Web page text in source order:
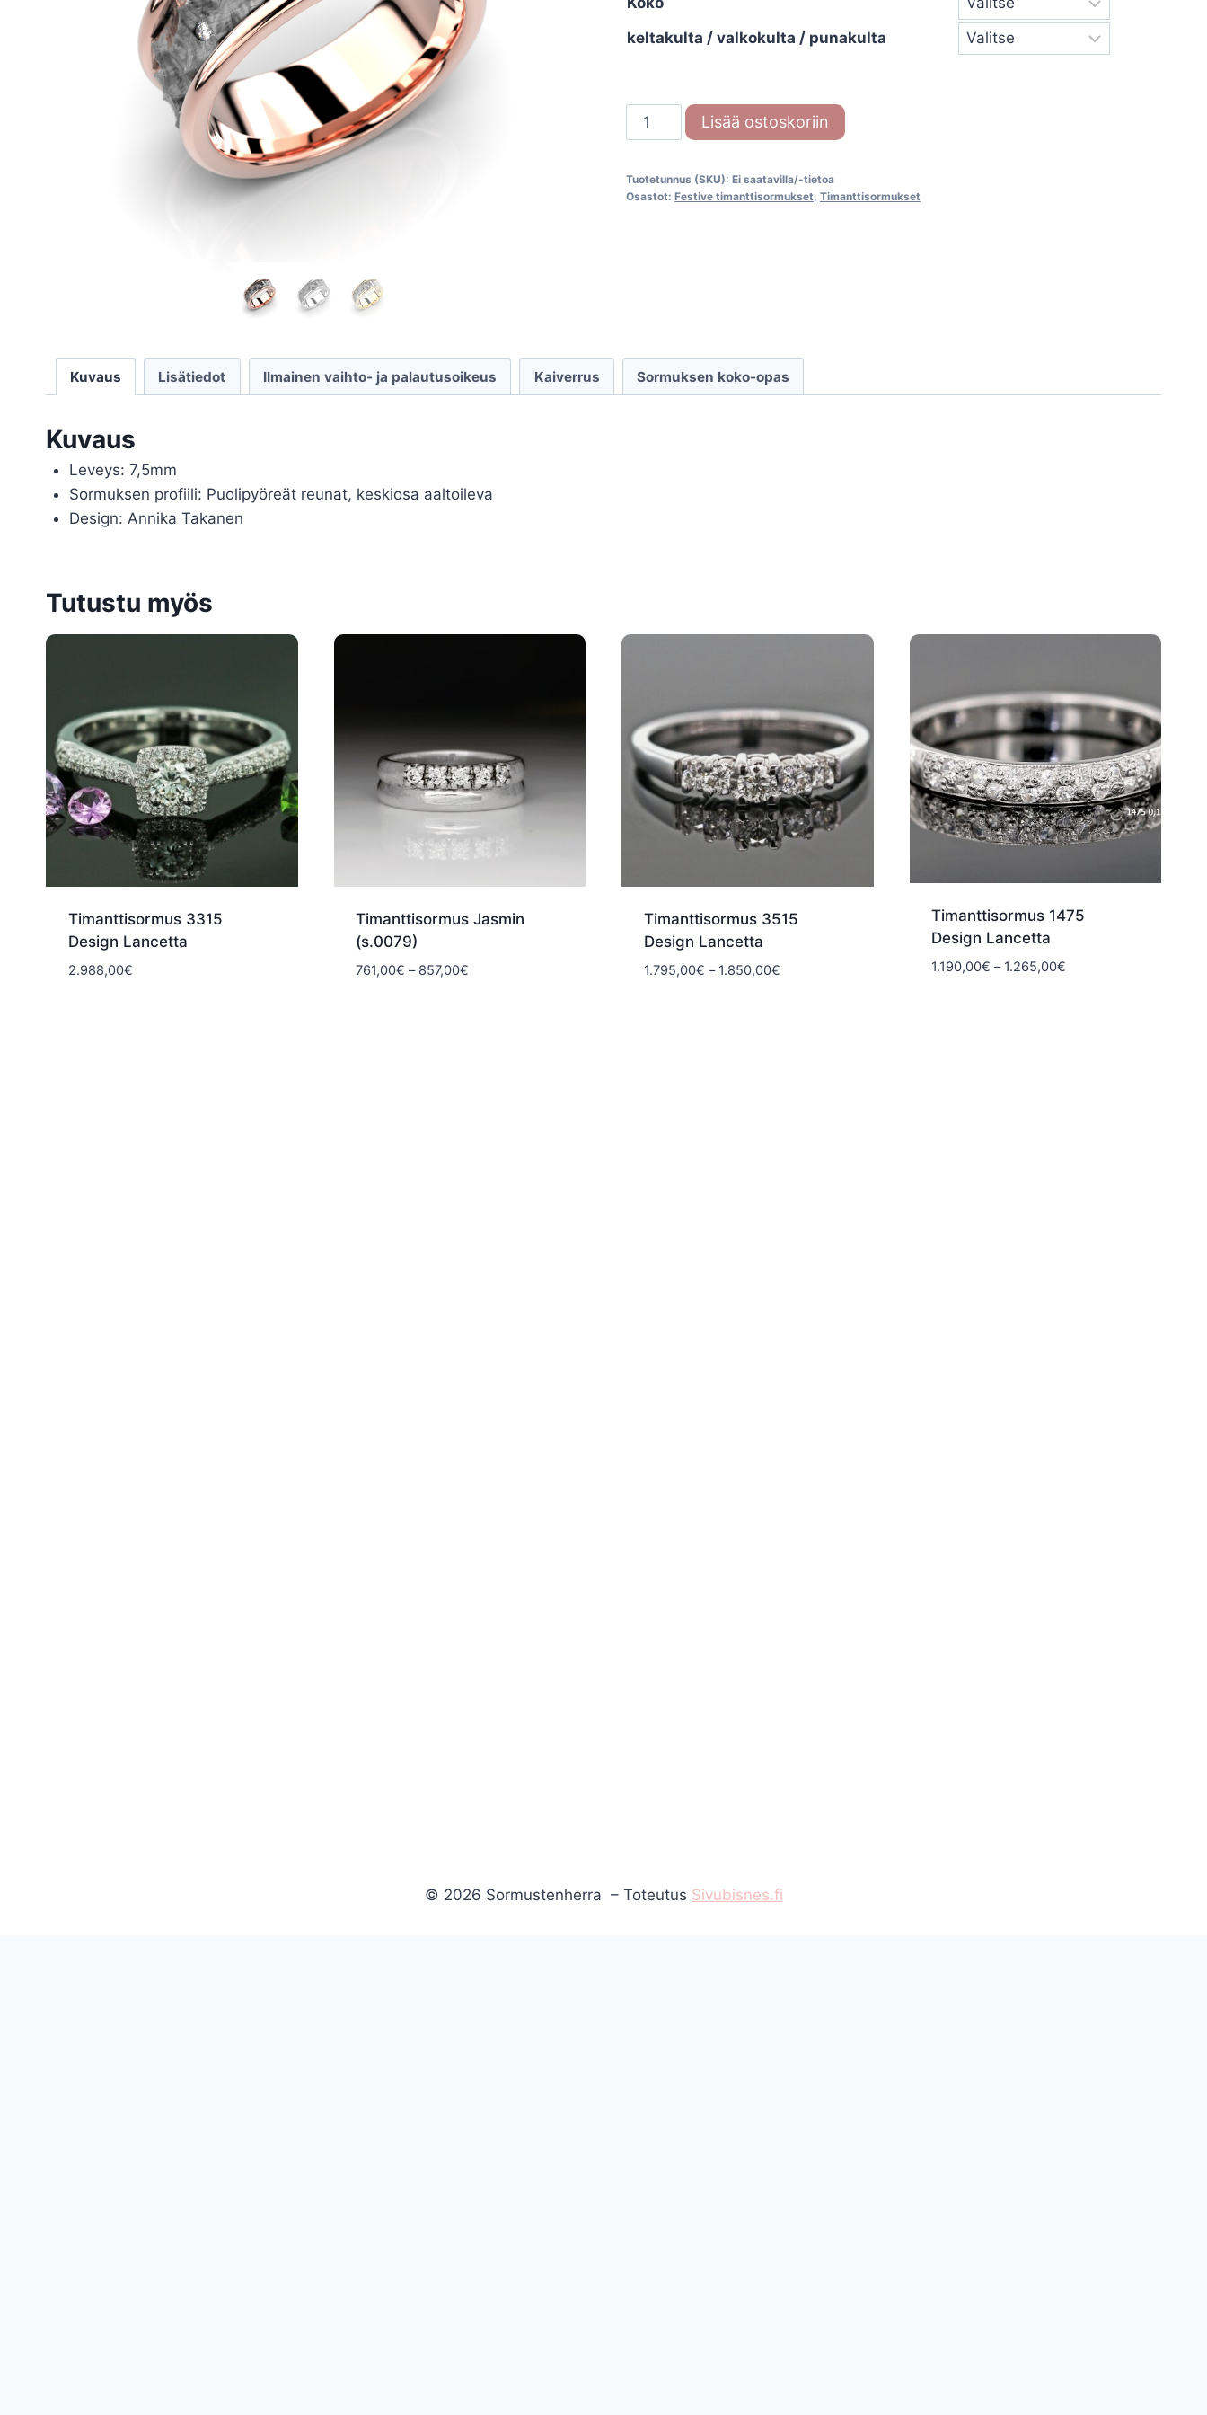
keltakulta / valkokulta / punakulta
Festive
Peruskallio
537-
Lisää ostoskoriin
Tuotetunnus (SKU): Ei saatavilla/-tietoa
Osastot: Festive timanttisormukset, Timanttisormukset
Kuvaus Lisätiedot Ilmainen vaihto- ja palautusoikeus Kaiverrus Sormuksen koko-opas
Kuvaus
Leveys: 7,5mm
Sormuksen profiili: Puolipyöreät reunat, keskiosa aaltoileva
Design: Annika Takanen
Tutustu myös
Timanttisormus 3315
Design Lancetta
2.988,00€
Timanttisormus Jasmin
(s.0079)
761,00€ – 857,00€
Timanttisormus 3515
Design Lancetta
1.795,00€ – 1.850,00€Hintaluokka:
Timanttisormus 1475
Design Lancetta
1.190,00€ – 1.265,00€
© 2026 Sormustenherra – Toteutus Sivubisnes.fi